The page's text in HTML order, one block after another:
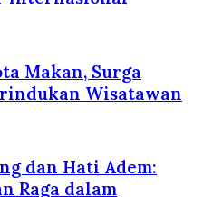
Makan, Surga
Wisatawan
dan Hati Adem:
Raga dalam